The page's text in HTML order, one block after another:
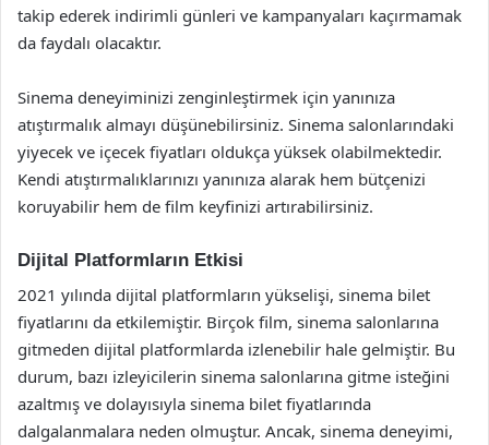
takip ederek indirimli günleri ve kampanyaları kaçırmamak
da faydalı olacaktır.
Sinema deneyiminizi zenginleştirmek için yanınıza
atıştırmalık almayı düşünebilirsiniz. Sinema salonlarındaki
yiyecek ve içecek fiyatları oldukça yüksek olabilmektedir.
Kendi atıştırmalıklarınızı yanınıza alarak hem bütçenizi
koruyabilir hem de film keyfinizi artırabilirsiniz.
Dijital Platformların Etkisi
2021 yılında dijital platformların yükselişi, sinema bilet
fiyatlarını da etkilemiştir. Birçok film, sinema salonlarına
gitmeden dijital platformlarda izlenebilir hale gelmiştir. Bu
durum, bazı izleyicilerin sinema salonlarına gitme isteğini
azaltmış ve dolayısıyla sinema bilet fiyatlarında
dalgalanmalara neden olmuştur. Ancak, sinema deneyimi,